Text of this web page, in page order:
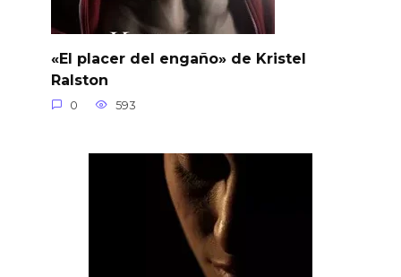
«El placer del engaño» de Kristel
Ralston
0 593